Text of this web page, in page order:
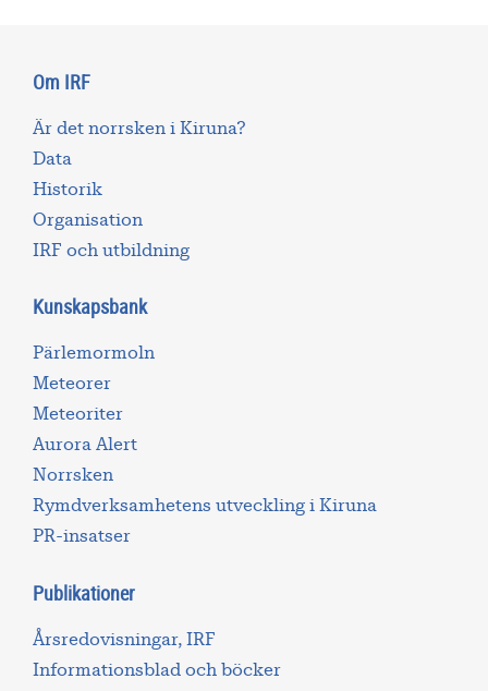
Om IRF
Är det norrsken i Kiruna?
Data
Historik
Organisation
IRF och utbildning
Kunskapsbank
Pärlemormoln
Meteorer
Meteoriter
Aurora Alert
Norrsken
Rymdverksamhetens utveckling i Kiruna
PR-insatser
Publikationer
Årsredovisningar, IRF
Informationsblad och böcker